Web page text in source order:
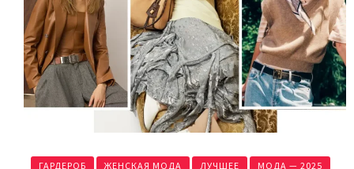
ГАРДЕРОБ ЖЕНСКАЯ МОДА ЛУЧШЕЕ МОДА — 2025